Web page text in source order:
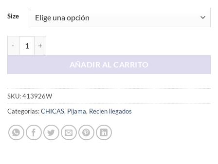
Size
AÑADIR AL CARRITO
SKU:413926W
Categorías:CHICAS, Pijama, Recien llegados